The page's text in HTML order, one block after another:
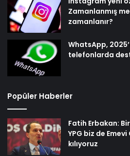
Zamanlanmış
zamanlanır?
WhatsApp,
telefonlarda
Popüler Haberler
Fatih Erbakan:
YPG biz de
kılıyoruz